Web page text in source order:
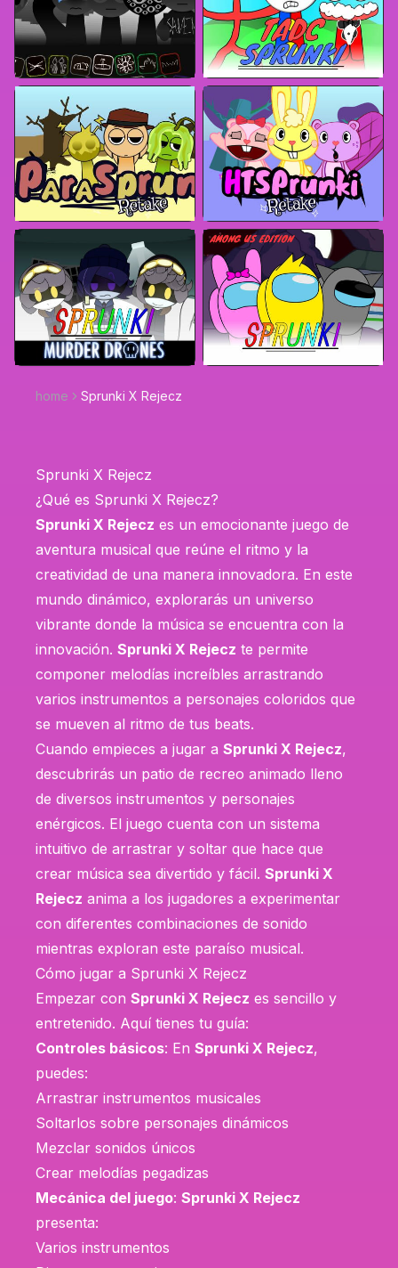
home Sprunki X Rejecz
Sprunki X Rejecz
¿Qué es Sprunki X Rejecz?
Sprunki X Rejecz es un emocionante juego de
aventura musical que reúne el ritmo y la
creatividad de una manera innovadora. En este
mundo dinámico, explorarás un universo
vibrante donde la música se encuentra con la
innovación. Sprunki X Rejecz te permite
componer melodías increíbles arrastrando
varios instrumentos a personajes coloridos que
se mueven al ritmo de tus beats.
Cuando empieces a jugar a Sprunki X Rejecz,
descubrirás un patio de recreo animado lleno
de diversos instrumentos y personajes
enérgicos. El juego cuenta con un sistema
intuitivo de arrastrar y soltar que hace que
crear música sea divertido y fácil. Sprunki X
Rejecz anima a los jugadores a experimentar
con diferentes combinaciones de sonido
mientras exploran este paraíso musical.
Cómo jugar a Sprunki X Rejecz
Empezar con Sprunki X Rejecz es sencillo y
entretenido. Aquí tienes tu guía:
Controles básicos: En Sprunki X Rejecz,
puedes:
Arrastrar instrumentos musicales
Soltarlos sobre personajes dinámicos
Mezclar sonidos únicos
Crear melodías pegadizas
Mecánica del juego: Sprunki X Rejecz
presenta:
Varios instrumentos